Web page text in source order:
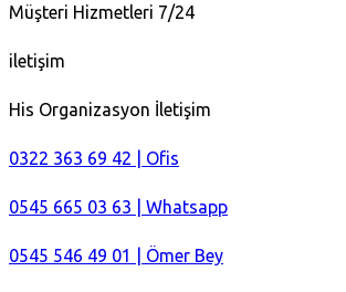
Müşteri Hizmetleri 7/24
iletişim
His Organizasyon İletişim
0322 363 69 42 | Ofis
0545 665 03 63 | Whatsapp
0545 546 49 01 | Ömer Bey